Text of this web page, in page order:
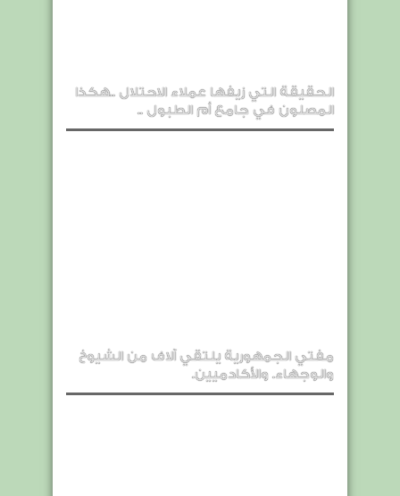
الحقيقة التي زيفها عملاء الاحتلال ..هكذا
المصلون في جامع أم الطبول ..
مفتي الجمهورية يلتقي آلاف من الشيوخ
والوجهاء. والأكادميين.